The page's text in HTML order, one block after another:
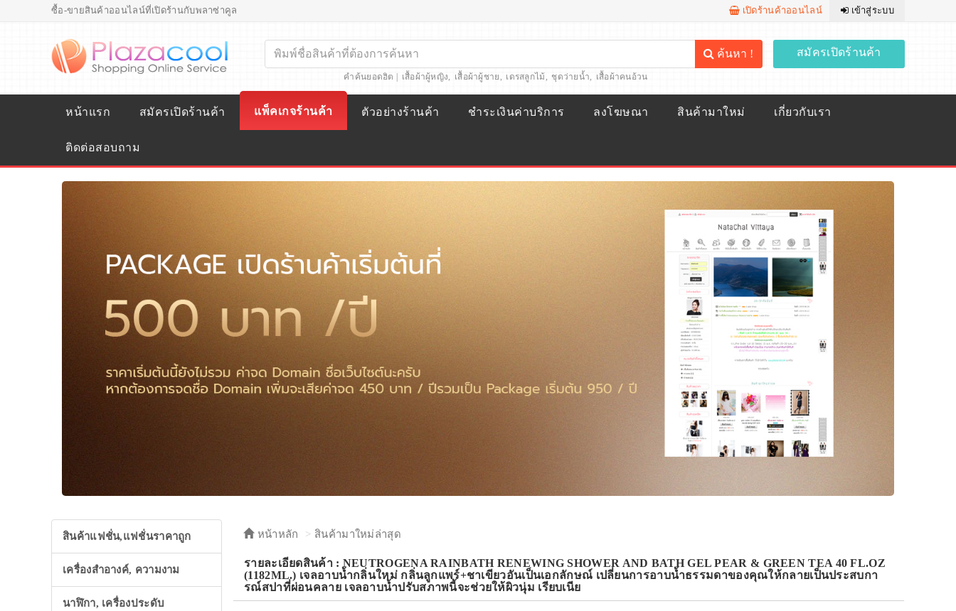
ซื้อ-ขายสินค้าออนไลน์ที่เปิดร้านกับพลาซ่าคูล เปิดร้านค้าออนไลน์ เข้าสู่ระบบ
ค้นหา !
คำค้นยอดฮิต | เสื้อผ้าผู้หญิง, เสื้อผ้าผู้ชาย, เดรสลูกไม้, ชุดว่ายน้ำ, เสื้อผ้าคนอ้วน
สมัครเปิดร้านค้า
หน้าแรก สมัครเปิดร้านค้า แพ็คเกจร้านค้า ตัวอย่างร้านค้า ชำระเงินค่าบริการ ลงโฆษณา สินค้ามาใหม่ เกี่ยวกับเรา
ติดต่อสอบถาม
สินค้าแฟชั่น,แฟชั่นราคาถูก
เครื่องสำอางค์, ความงาม
นาฬิกา, เครื่องประดับ
หน้าหลัก สินค้ามาใหม่ล่าสุด
รายละเอียดสินค้า : NEUTROGENA RAINBATH RENEWING SHOWER AND BATH GEL PEAR & GREEN TEA 40 FL.OZ
(1182ML.) เจลอาบน้ำกลิ่นใหม่ กลิ่นลูกแพร์+ชาเขียวอันเป็นเอกลักษณ์ เปลี่ยนการอาบน้ำธรรมดาของคุณให้กลายเป็นประสบกา
รณ์สปาที่ผ่อนคลาย เจลอาบน้ำปรับสภาพนี้จะช่วยให้ผิวนุ่ม เรียบเนีย